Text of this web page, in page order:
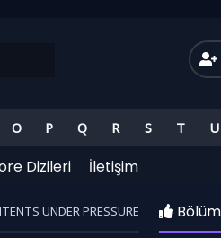
O P Q R S T U
Dizileri İletişim
UNDER PRESSURE